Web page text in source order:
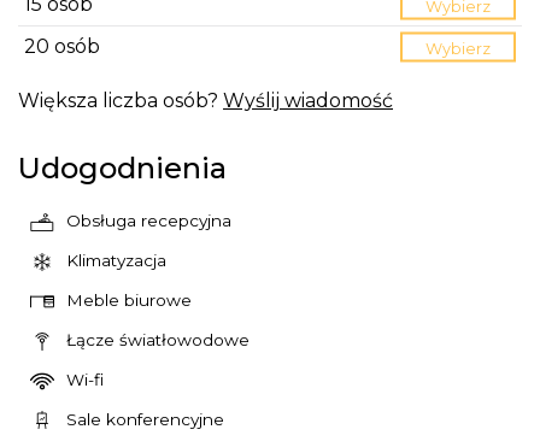
15 osób Wybierz
20 osób Wybierz
Większa liczba osób? Wyślij wiadomość
Udogodnienia
Obsługa recepcyjna
Klimatyzacja
Meble biurowe
Łącze światłowodowe
Wi-fi
Sale konferencyjne